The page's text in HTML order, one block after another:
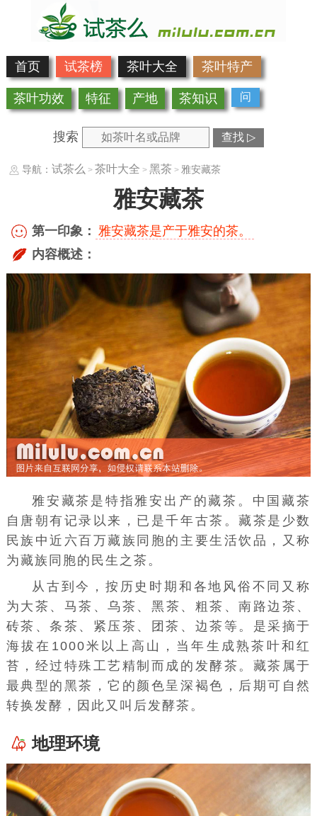
首页 试茶榜 茶叶大全 茶叶特产
茶叶功效 特征 产地 茶知识 问
搜索 查找 ▷
导航： 试茶么 > 茶叶大全 > 黑茶 > 雅安藏茶
雅安藏茶
第一印象： 雅安藏茶是产于雅安的茶。
内容概述：
雅安藏茶是特指雅安出产的藏茶 。中国藏茶
自唐朝有记录以来，已是千年古茶。藏茶是少数
民族中近六百万藏族同胞的主要生活饮品，又称
为藏族同胞的民生之茶。
从古到今，按历史时期和各地风俗不同又称
为大茶、马茶、乌茶、 黑茶 、粗茶、南路边茶、
砖茶、条茶、紧压茶、团茶、边茶等。是采摘于
海拔在1000米以上高山，当年生成熟茶叶和红
苔，经过特殊工艺精制而成的发酵茶。藏茶属于
最典型的黑茶，它的颜色呈深褐色，后期可自然
转换发酵，因此又叫后发酵茶。
地理环境